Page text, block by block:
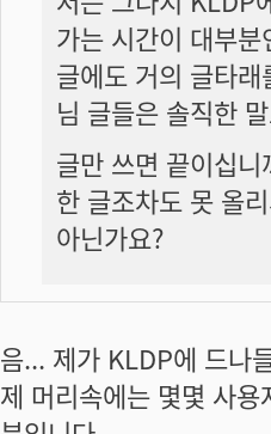
가는 시간이 대부
글에도 거의 글타
님 글들은 솔직한
글만 쓰면 끝이십
한 글조차도 못 올
아닌가요?
음... 제가 KLDP에 드나
제 머리속에는 몇몇 사